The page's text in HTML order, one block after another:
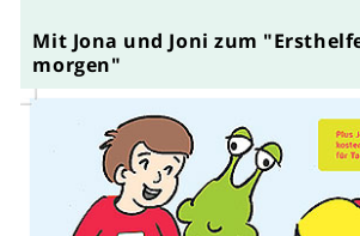
Mit Jona und Joni zum
morgen"